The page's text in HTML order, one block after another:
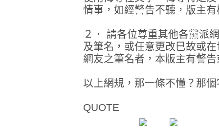
情事，如經警告不聽，版主
２． 請各位尊重其他各黨派
及筆名，或任意更改巳故或
網友之筆名者，本版主有警
以上網規，那一條不懂？那
QUOTE